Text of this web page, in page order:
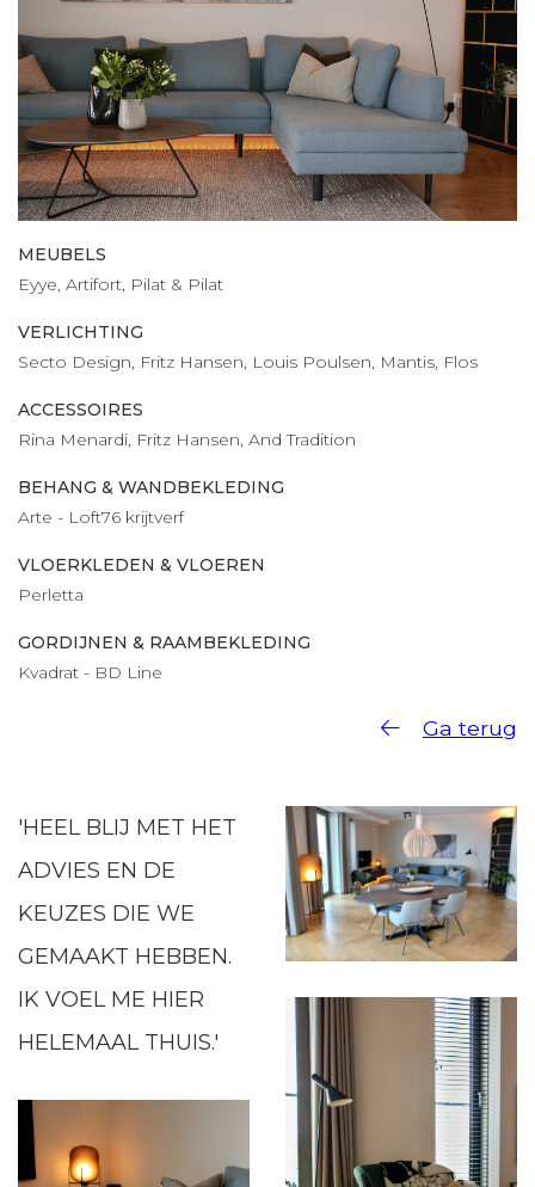
MEUBELS
Eyye, Artifort, Pilat & Pilat
VERLICHTING
Secto Design, Fritz Hansen, Louis Poulsen, Mantis, Flos
ACCESSOIRES
Rina Menardi, Fritz Hansen, And Tradition
BEHANG & WANDBEKLEDING
Arte - Loft76 krijtverf
VLOERKLEDEN & VLOEREN
Perletta
GORDIJNEN & RAAMBEKLEDING
Kvadrat - BD Line
Ga terug
'HEEL BLIJ MET HET
ADVIES EN DE
KEUZES DIE WE
GEMAAKT HEBBEN.
IK VOEL ME HIER
HELEMAAL THUIS.'